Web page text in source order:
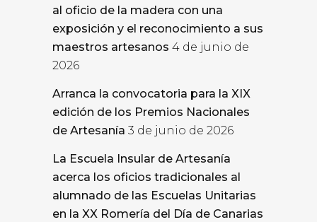
al oficio de la madera con una
exposición y el reconocimiento a sus
maestros artesanos 4 de junio de
2026
Arranca la convocatoria para la XIX
edición de los Premios Nacionales
de Artesanía 3 de junio de 2026
La Escuela Insular de Artesanía
acerca los oficios tradicionales al
alumnado de las Escuelas Unitarias
en la XX Romería del Día de Canarias